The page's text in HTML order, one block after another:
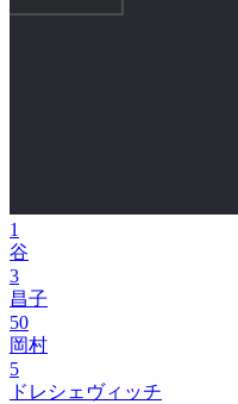
1
谷
3
昌子
50
岡村
5
ドレシェヴィッチ